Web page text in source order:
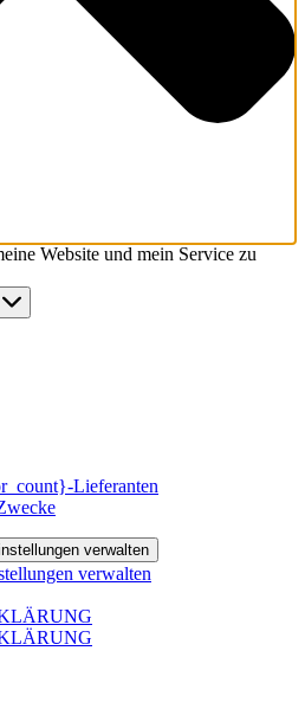
Website und mein Service zu
Lieferanten
verwalten
verwalten